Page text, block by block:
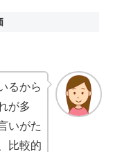
るから
が多
いがた
比較的